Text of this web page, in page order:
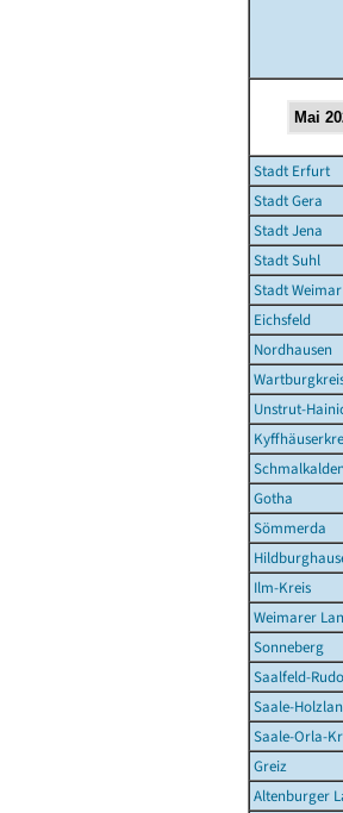
Stadt Erfurt
Stadt Gera
Stadt Jena
Stadt Suhl
Stadt Weimar
Eichsfeld
Nordhausen
Unstrut-
Gotha
Sömmerda
Ilm-Kreis
Weimarer
Sonneberg
Saalfeld-
Saale-
Saale-Orla-
Greiz
Altenburger